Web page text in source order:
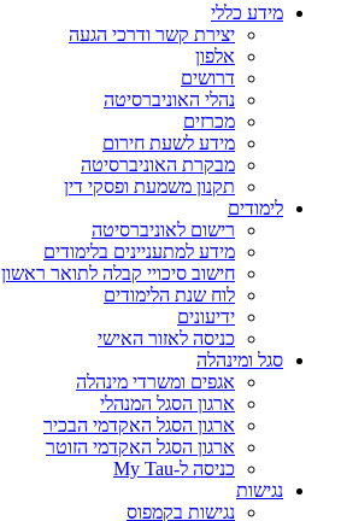
מידע כללי
יצירת קשר ודרכי הגעה
אלפון
דרושים
נהלי האוניברסיטה
מכרזים
מידע לשעת חירום
מבקרת האוניברסיטה
תקנון משמעת ופסקי דין
לימודים
רישום לאוניברסיטה
מידע למתעניינים בלימודים
חישוב סיכויי קבלה לתואר ראשון
לוח שנת הלימודים
ידיעונים
כניסה לאזור האישי
סגל ומינהלה
אגפים ומשרדי מינהלה
ארגון הסגל המנהלי
ארגון הסגל האקדמי הבכיר
ארגון הסגל האקדמי הזוטר
כניסה ל-My Tau
נגישות
נגישות בקמפוס